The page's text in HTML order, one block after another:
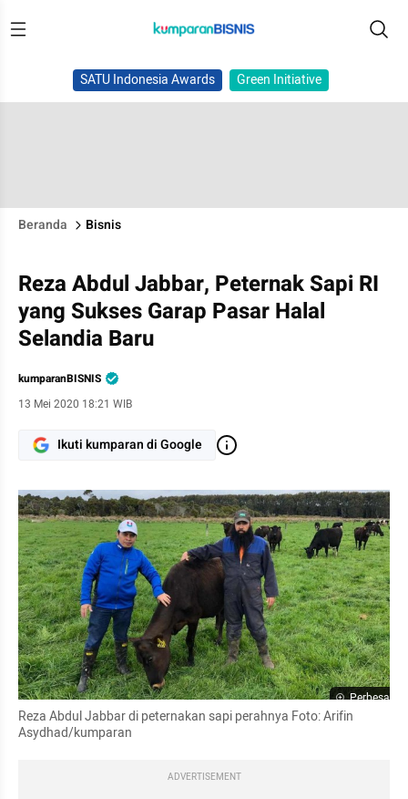
SATU Indonesia Awards Green Initiative
Beranda Bisnis
Reza Abdul Jabbar, Peternak Sapi RI
yang Sukses Garap Pasar Halal
Selandia Baru
kumparanBISNIS
13 Mei 2020 18:21 WIB
Ikuti kumparan di Google
Perbesar
Reza Abdul Jabbar di peternakan sapi perahnya Foto: Arifin
Asydhad/kumparan
ADVERTISEMENT